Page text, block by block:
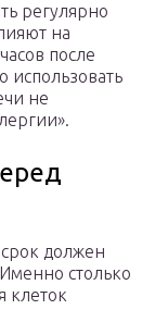
регулярно
на
после
использовать
не
должен
столько
клеток